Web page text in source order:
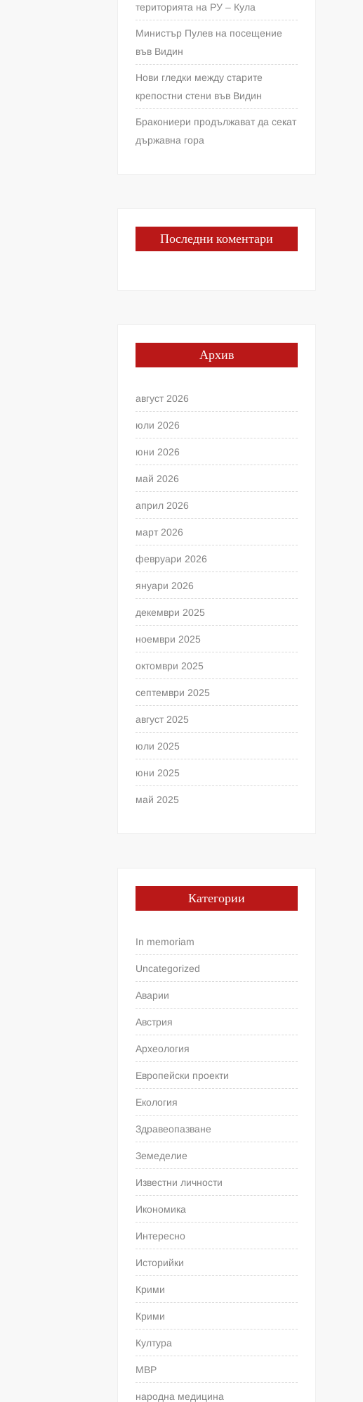
територията на РУ – Кула
Министър Пулев на посещение
във Видин
Нови гледки между старите
крепостни стени във Видин
Бракониери продължават да секат
държавна гора
Последни коментари
Архив
август 2026
юли 2026
юни 2026
май 2026
април 2026
март 2026
февруари 2026
януари 2026
декември 2025
ноември 2025
октомври 2025
септември 2025
август 2025
юли 2025
юни 2025
май 2025
Категории
In memoriam
Uncategorized
Аварии
Австрия
Археология
Европейски проекти
Екология
Здравеопазване
Земеделие
Известни личности
Икономика
Интересно
Историйки
Крими
Крими
Култура
МВР
народна медицина